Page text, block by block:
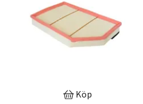
Köp